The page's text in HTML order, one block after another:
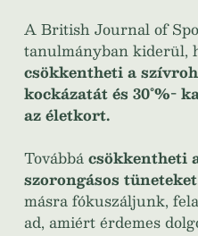
A British Journal of
tanulmányban kiderül,
csökkentheti a
kockázatát és 30°%-
az életkort.
Továbbácsökkentheti
szorongásos tüneteket
másra fókuszáljunk,
ad, amiért érdemes